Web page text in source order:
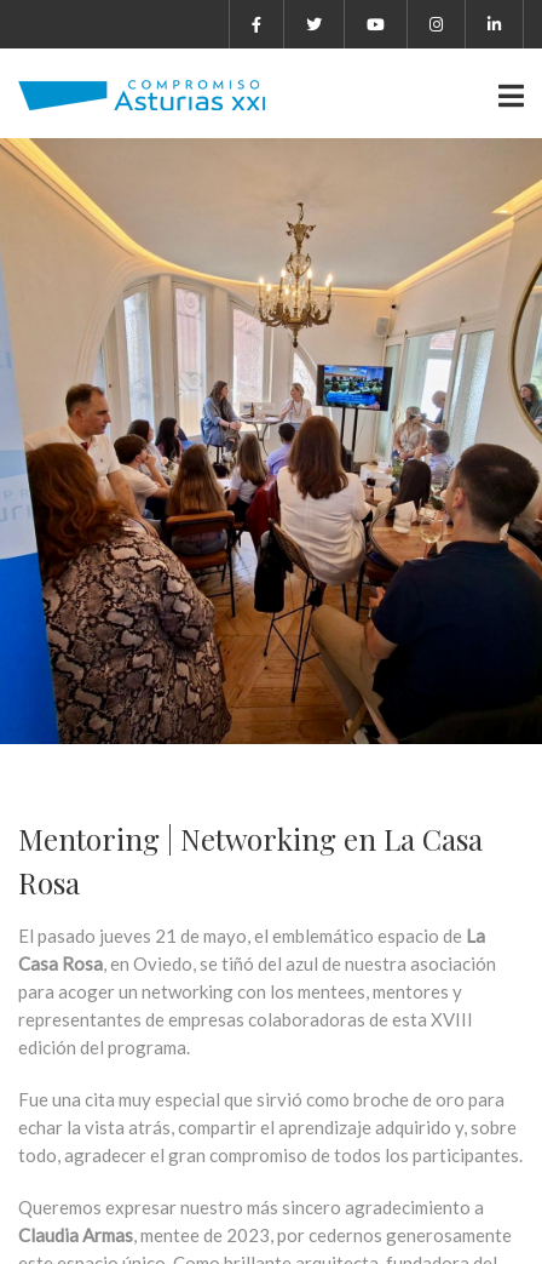
Mentoring | Networking en La Casa
Rosa
El pasado jueves 21 de mayo, el emblemático espacio de La
Casa Rosa, en Oviedo, se tiñó del azul de nuestra asociación
para acoger un networking con los mentees, mentores y
representantes de empresas colaboradoras de esta XVIII
edición del programa.
Fue una cita muy especial que sirvió como broche de oro para
echar la vista atrás, compartir el aprendizaje adquirido y, sobre
todo, agradecer el gran compromiso de todos los participantes.
Queremos expresar nuestro más sincero agradecimiento a
Claudia Armas, mentee de 2023, por cedernos generosamente